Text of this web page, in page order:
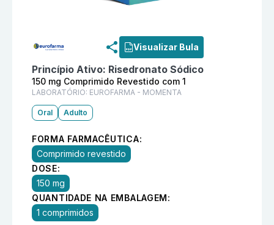
Visualizar Bula
Princípio Ativo: Risedronato Sódico
150 mg Comprimido Revestido com 1
LABORATÓRIO: EUROFARMA - MOMENTA
Oral Adulto
FORMA FARMACÊUTICA:
Comprimido revestido
DOSE:
150 mg
QUANTIDADE NA EMBALAGEM:
1 comprimidos